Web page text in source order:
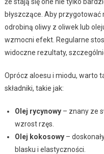
błyszczące. Aby
odrobiną oliwy z oliwek lub
wzmocni efekt. Regularne
widoczne rezultaty,
Oprócz aloesu i miodu, warto
składniki, takie jak:
Olej rycynowy– znany ze
wzrost rzęs.
Olej kokosowy–
blasku i elastyczności.